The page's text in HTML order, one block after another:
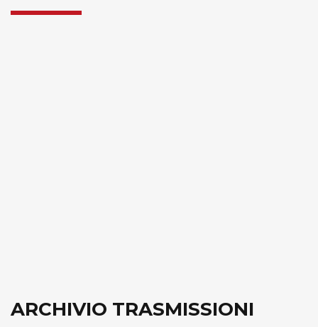
ARCHIVIO TRASMISSIONI